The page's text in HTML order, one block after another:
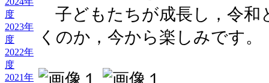
度
2023年
度
2022年
度
2021年
子どもたちが成長し，令和
くのか，今から楽しみです。